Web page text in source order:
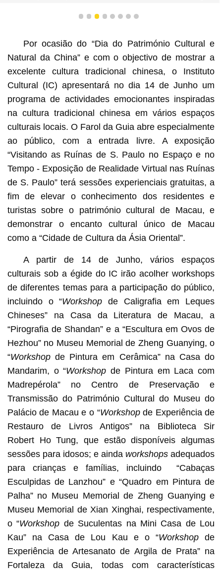
1 2 3 4 5 6 7 8
Por ocasião do “Dia do Património Cultural e
Natural da China” e com o objectivo de mostrar a
excelente cultura tradicional chinesa, o Instituto
Cultural (IC) apresentará no dia 14 de Junho um
programa de actividades emocionantes inspiradas
na cultura tradicional chinesa em vários espaços
culturais locais. O Farol da Guia abre especialmente
ao público, com a entrada livre. A exposição
“Visitando as Ruínas de S. Paulo no Espaço e no
Tempo - Exposição de Realidade Virtual nas Ruínas
de S. Paulo” terá sessões experienciais gratuitas, a
fim de elevar o conhecimento dos residentes e
turistas sobre o património cultural de Macau, e
demonstrar o encanto cultural único de Macau
como a “Cidade de Cultura da Ásia Oriental”.
A partir de 14 de Junho, vários espaços
culturais sob a égide do IC irão acolher workshops
de diferentes temas para a participação do público,
incluindo o “Workshop de Caligrafia em Leques
Chineses” na Casa da Literatura de Macau, a
“Pirografia de Shandan” e a “Escultura em Ovos de
Hezhou” no Museu Memorial de Zheng Guanying, o
“Workshopde Pintura em Cerâmica” na Casa do
Mandarim, o “Workshop de Pintura em Laca com
Madrepérola” no Centro de Preservação e
Transmissão do Património Cultural do Museu do
Palácio de Macau e o “Workshopde Experiência de
Restauro de Livros Antigos” na Biblioteca Sir
Robert Ho Tung, que estão disponíveis algumas
sessões para idosos; e ainda workshops adequados
para crianças e famílias, incluindo “Cabaças
Esculpidas de Lanzhou” e “Quadro em Pintura de
Palha” no Museu Memorial de Zheng Guanying e
Museu Memorial de Xian Xinghai, respectivamente,
o “Workshop de Suculentas na Mini Casa de Lou
Kau” na Casa de Lou Kau e o “Workshop de
Experiência de Artesanato de Argila de Prata” na
Fortaleza da Guia, todas com características